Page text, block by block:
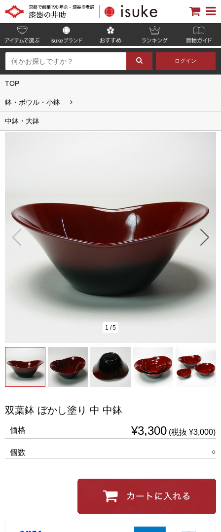
ログイン
TOP
鉢・ボウル・小鉢
中鉢・大鉢
1 /5
双葉鉢 ぼかし塗り 中 中鉢
価格 ¥3,300 (税抜 ¥3,000)
個数 ○